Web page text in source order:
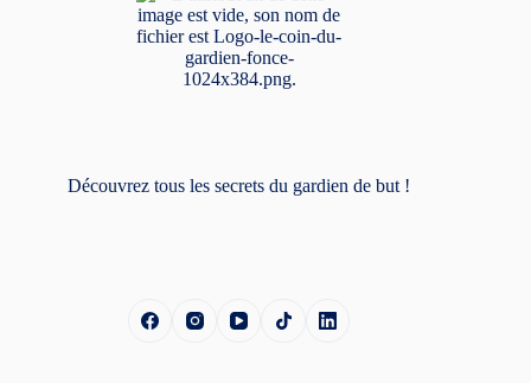
Découvrez tous les secrets du gardien de but !